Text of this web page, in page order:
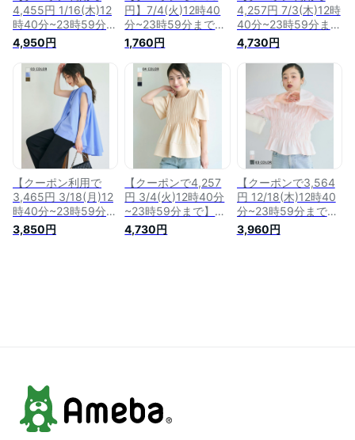
4,455円 1/16(木)12
時40分~23時59分ま
で】リボンキャンデ
ィスリーブブラウス
｜ブラウス レディー
ス トップス リボン
キャンディースリー
ブ シワになりにくい
レイヤード きれいめ
長袖 春 ｜【宅配
便】(予約1月26日
~31日以内順次発送)
cpn
4,950円
円】7/4(火)12時40
分~23時59分まで
【送料無料】リップ
ルペプラムトップス
｜リップル ペプラム
トップス ペプラム
ペプラムブラウス ブ
ラウス オフィス オ
フィスカジュアル 半
袖 2023SS【宅配
便】【2023SS】(予
約7月26日~31日or8
月16日~20日以内順
次発送)cpn
1,760円
4,257円 7/3(木)12時
40分~23時59分ま
で】フレアレースブ
ラウス｜トップス ブ
ラウス レース 羽織
り ベーシック フレ
ア オフィス 日焼け
対策 冷房対策 20代
30代 40代【宅配
便】(予約7月26日
~31日以内順次発
送)cpn
4,730円
【クーポン利用で
3,465円 3/18(月)12
時40分~23時59分ま
で】バックフレアノ
ースリーブブラウス
3,850円
【クーポンで4,257
円 3/4(火)12時40分
~23時59分まで】ペ
プラムタックブラウ
ス｜レディース トッ
4,730円
【クーポンで3,564
円 12/18(木)12時40
分~23時59分まで】
ギャザーティアード
フレアブラウス｜ト
3,960円